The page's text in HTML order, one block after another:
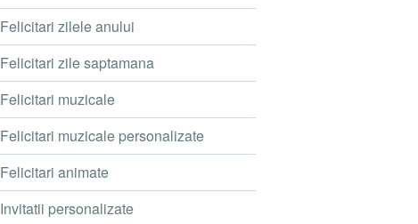
Felicitari zilele anului
Felicitari zile saptamana
Felicitari muzicale
Felicitari muzicale personalizate
Felicitari animate
Invitatii personalizate